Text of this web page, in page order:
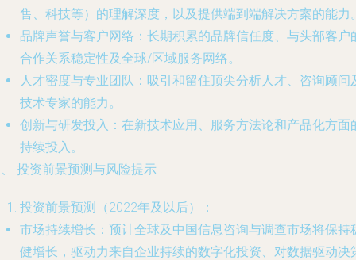
售、科技等）的理解深度，以及提供端到端解决方案的能力
品牌声誉与客户网络 ：长期积累的品牌信任度、与头部客户
合作关系稳定性及全球/区域服务网络。
人才密度与专业团队 ：吸引和留住顶尖分析人才、咨询顾问
技术专家的能力。
创新与研发投入 ：在新技术应用、服务方法论和产品化方面
持续投入。
投资前景预测与风险提示
投资前景预测（2022年及以后）：
市场持续增长 ：预计全球及中国信息咨询与调查市场将保持
健增长，驱动力来自企业持续的数字化投资、对数据驱动决